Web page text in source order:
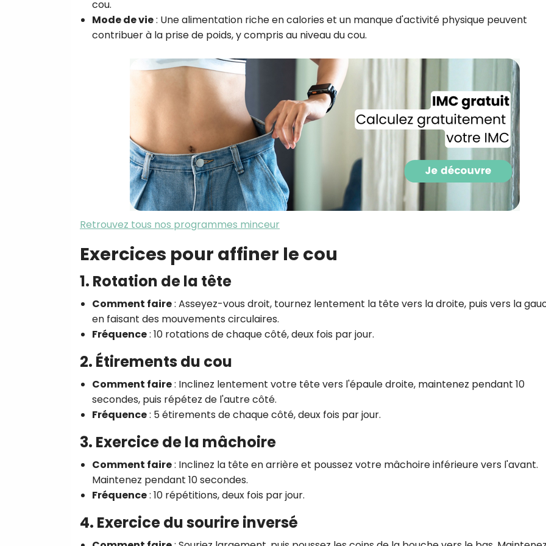
cou.
Mode de vie: Une alimentation riche en calories et un manque d'activité physique peuvent
contribuer à la prise de poids, y compris au niveau du cou.
Retrouvez tous nos programmes minceur
Exercices pour affiner le cou
1. Rotation de la tête
Comment faire: Asseyez-vous droit, tournez lentement la tête vers la droite, puis vers la
en faisant des mouvements circulaires.
Fréquence: 10 rotations de chaque côté, deux fois par jour.
2. Étirements du cou
Comment faire: Inclinez lentement votre tête vers l'épaule droite, maintenez pendant 10
secondes, puis répétez de l'autre côté.
Fréquence: 5 étirements de chaque côté, deux fois par jour.
3. Exercice de la mâchoire
Comment faire: Inclinez la tête en arrière et poussez votre mâchoire inférieure vers l'avant.
Maintenez pendant 10 secondes.
Fréquence: 10 répétitions, deux fois par jour.
4. Exercice du sourire inversé
Je consens à ce que la société
Prisma Players analyse le taux
des courriels pour mesurer et
performances des campagnes.
pourrons savoir si vous ouvrez les
l'heure à laquelle vous le faites ainsi
des informations sur le terminal que
utilisez. Pour en savoir plus sur ces
politique de confidentialité
Je reçois mon cadeau !
Votre adresse email sera utilisée par Digital Prisma